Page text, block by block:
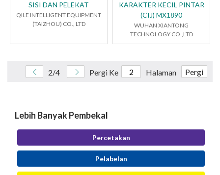
SISI DAN PELEKAT
QILE INTELLIGENT EQUIPMENT
(TAIZHOU) CO., LTD
KARAKTER KECIL PINTAR
(CIJ) MX1890
WUHAN XIANTONG
TECHNOLOGY CO.,LTD
2/4 Pergi Ke Halaman Pergi
Lebih Banyak Pembekal
Percetakan
Pelabelan